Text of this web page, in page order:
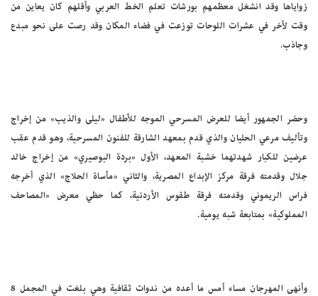
زواياها وقد انشغل معظمهم بورشات تعلم الخط العربي وأقلهم كان يعاين من
وقت لأخر في عشرات اللوحات توزعت في فضاء المكان وقد رصت على نحو مبدع
وجاذب.
وحضر الجمهور أيضا للعرض المسرحي الموجه للأطفال «ليلى والذيب» من إخراج
وتأليف مرعي الحليان والذي قدم بمعهد الشارقة للفنون المسرحية، وهو قدم عقب
عرضين للكبار شهدتهما خشبة المعهد، الأول «بردة البوصيري» من إخراج خالد
جلال وقدمته فرقة مركز الإبداع المصرية، والثاني «مأساة الحلاج» الذي أخرجه
فراس الريموني وقدمته فرقة طقوس الأردنية، كما حظي معرض «المصاحف
المملوكية» بمتابعة شبه يومية.
وأنهى المهرجان مساء أمس ما أعده من ندوات ثقافية وهي بلغت في المجمل 8